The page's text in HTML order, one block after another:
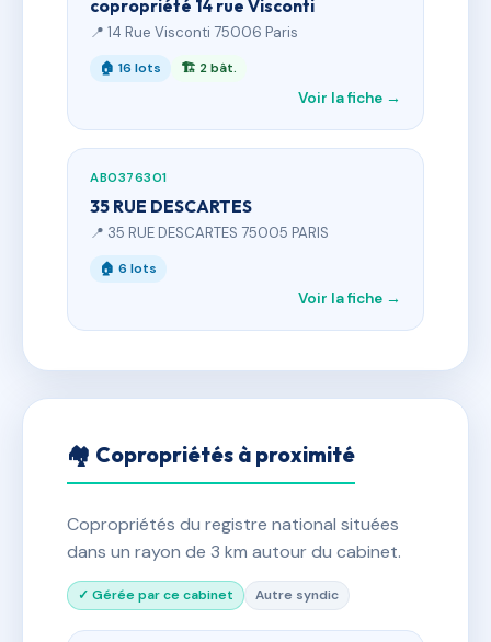
copropriété 14 rue Visconti
📍 14 Rue Visconti 75006 Paris
🏠 16 lots 🏗 2 bât.
Voir la fiche →
AB0376301
35 RUE DESCARTES
📍 35 RUE DESCARTES 75005 PARIS
🏠 6 lots
Voir la fiche →
🏘 Copropriétés à proximité
Copropriétés du registre national situées
dans un rayon de 3 km autour du cabinet.
✓ Gérée par ce cabinet Autre syndic